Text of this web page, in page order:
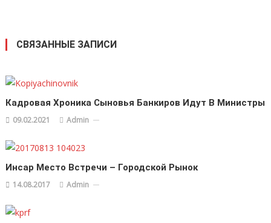
СВЯЗАННЫЕ ЗАПИСИ
Кадровая Хроника Сыновья Банкиров Идут В Министры
09.02.2021 Admin
Инсар Место Встречи – Городской Рынок
14.08.2017 Admin